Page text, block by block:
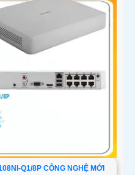
Q1/8P CÔNG NGHỆ MỚI